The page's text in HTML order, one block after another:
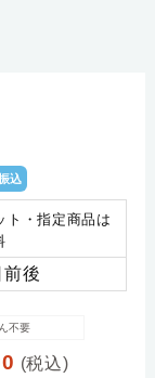
込
ト・指定商品は
前後
(税込)
不要